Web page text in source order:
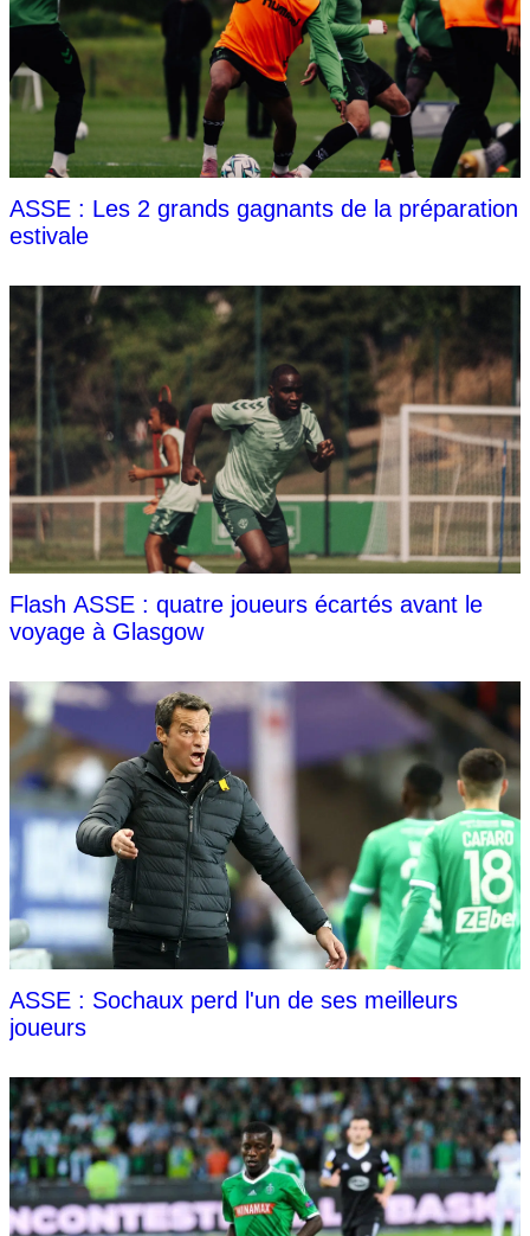
ASSE : Les 2 grands gagnants de la préparation
estivale
Flash ASSE : quatre joueurs écartés avant le
voyage à Glasgow
ASSE : Sochaux perd l'un de ses meilleurs
joueurs